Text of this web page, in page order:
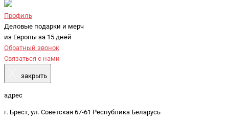
Профиль
Деловые подарки и мерч
из Европы за 15 дней
Обратный звонок
Связаться с нами
закрыть
адрес
г. Брест, ул. Советская 67-61 Республика Беларусь